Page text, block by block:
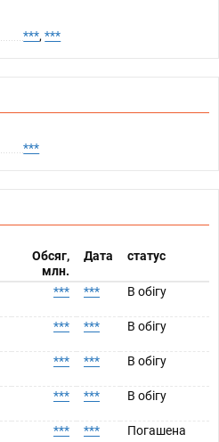
***, ***
***
Обсяг,
млн.
Дата статус
*** *** В обігу
*** *** В обігу
*** *** В обігу
*** *** В обігу
*** *** Погашена